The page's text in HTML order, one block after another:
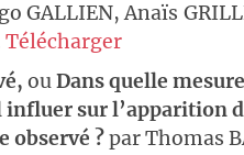
GALLIEN, Anaïs
Télécharger
ouDans quelle mesure
sur l’apparition
observé ?par Thomas